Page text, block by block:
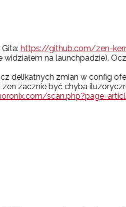
https://github.com/zen-
na launchpadzie).
delikatnych zmian w config
zacznie być chyba